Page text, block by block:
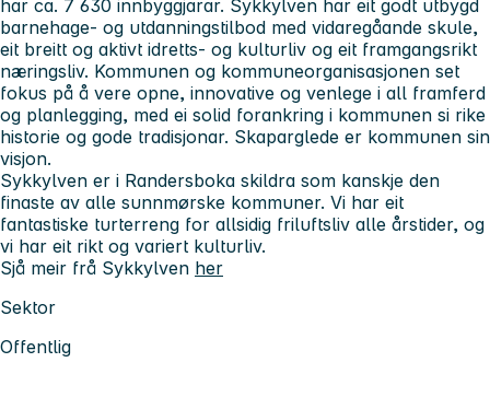
har ca. 7 630 innbyggjarar. Sykkylven har eit godt utbygd
barnehage- og utdanningstilbod med vidaregåande skule,
eit breitt og aktivt idretts- og kulturliv og eit framgangsrikt
næringsliv. Kommunen og kommuneorganisasjonen set
fokus på å vere opne, innovative og venlege i all framferd
og planlegging, med ei solid forankring i kommunen si rike
historie og gode tradisjonar. Skaparglede er kommunen sin
visjon.
Sykkylven er i Randersboka skildra som kanskje den
finaste av alle sunnmørske kommuner. Vi har eit
fantastiske turterreng for allsidig friluftsliv alle årstider, og
vi har eit rikt og variert kulturliv.
Sjå meir frå Sykkylven her
Sektor
Offentlig